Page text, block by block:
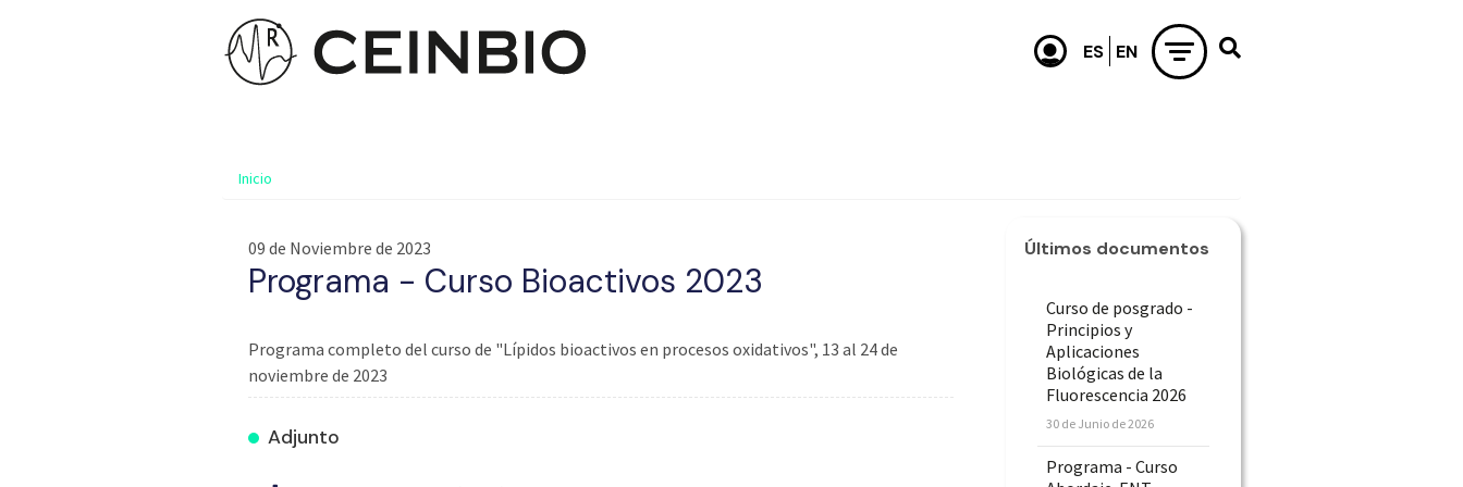
Inicio
09 de Noviembre de 2023
Programa - Curso Bioactivos 2023
Programa completo del curso de "Lípidos bioactivos en procesos oxidativos", 13 al 24 de
noviembre de 2023
Adjunto
Últimos documentos
Curso de posgrado -
Principios y
Aplicaciones
Biológicas de la
Fluorescencia 2026
30 de Junio de 2026
Programa - Curso